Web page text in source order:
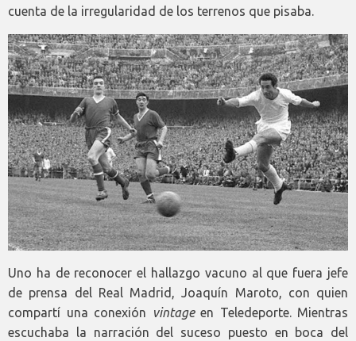
cuenta de la irregularidad de los terrenos que pisaba.
Uno ha de reconocer el hallazgo vacuno al que fuera jefe
de prensa del Real Madrid, Joaquín Maroto, con quien
compartí una conexión
vintageen Teledeporte. Mientras
escuchaba la narración del suceso puesto en boca del